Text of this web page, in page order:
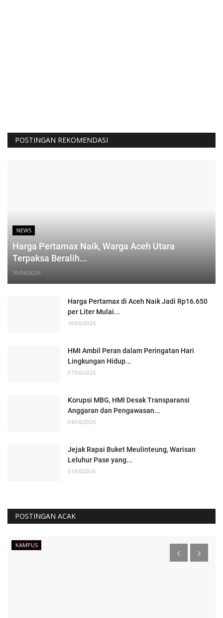
POSTINGAN REKOMENDASI
NEWS
Harga Pertamax Naik, Warga Aceh Utara
Terpaksa Beralih...
10/06/2026
Harga Pertamax di Aceh Naik Jadi Rp16.650
per Liter Mulai...
10/06/2026
HMI Ambil Peran dalam Peringatan Hari
Lingkungan Hidup...
07/06/2026
Korupsi MBG, HMI Desak Transparansi
Anggaran dan Pengawasan...
04/06/2026
Jejak Rapai Buket Meulinteung, Warisan
Leluhur Pase yang...
31/05/2026
POSTINGAN ACAK
KAMPUS